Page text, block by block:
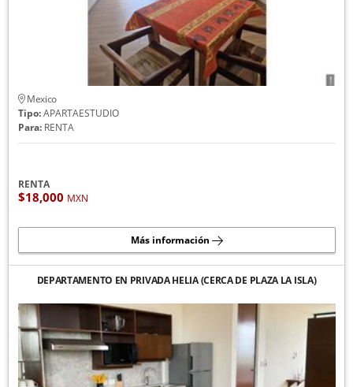
Mexico
Tipo:APARTAESTUDIO
Para:RENTA
RENTA
$18,000 MXN
Más información
DEPARTAMENTO EN PRIVADA HELIA (CERCA DE PLAZA LA ISLA)